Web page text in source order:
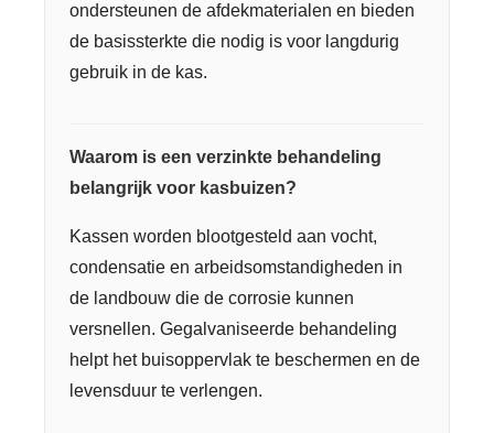
ondersteunen de afdekmaterialen en bieden
de basissterkte die nodig is voor langdurig
gebruik in de kas.
Waarom is een verzinkte behandeling
belangrijk voor kasbuizen?
Kassen worden blootgesteld aan vocht,
condensatie en arbeidsomstandigheden in
de landbouw die de corrosie kunnen
versnellen. Gegalvaniseerde behandeling
helpt het buisoppervlak te beschermen en de
levensduur te verlengen.